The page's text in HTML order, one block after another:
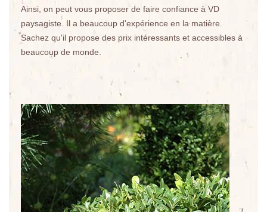
Ainsi, on peut vous proposer de faire confiance à VD
paysagiste. Il a beaucoup d'expérience en la matière.
Sachez qu'il propose des prix intéressants et accessibles à
beaucoup de monde.